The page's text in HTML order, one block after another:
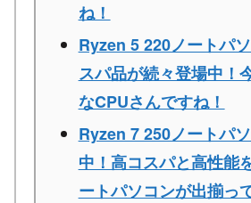
ね！
Ryzen 5 220ノートパ
スパ品が続々登場中！
なCPUさんですね！
Ryzen 7 250ノートパ
中！高コスパと高性能
ートパソコンが出揃っ